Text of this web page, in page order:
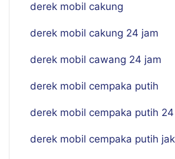
derek mobil cakung
derek mobil cakung 24 jam
derek mobil cawang 24 jam
derek mobil cempaka putih
derek mobil cempaka putih
derek mobil cempaka putih